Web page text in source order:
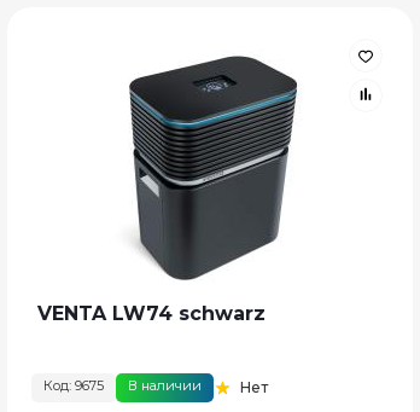
VENTA LW74 schwarz
Код: 9675 В наличии Нет